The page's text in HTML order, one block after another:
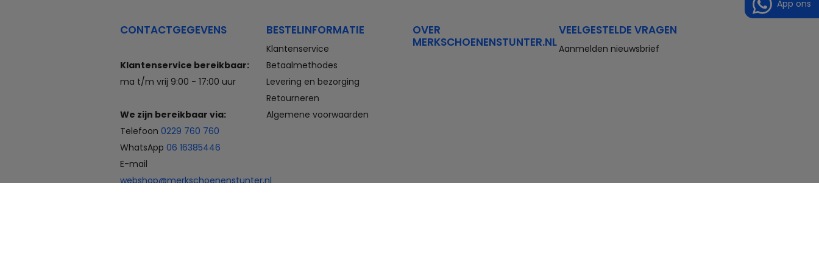
Wolky
Compleet aanbod outlet
Veterschoenen, sneakers,
boots en nette schoenen voor
korting in de schoenen outlet
CONTACTGEGEVENS
Klantenservice bereikbaar:
ma t/m vrij 9:00 - 17:00 uur
We zijn bereikbaar via:
Telefoon 0229 760 760
WhatsApp 06 16385446
E-mail
webshop@merkschoenenstunter.nl
BESTELINFORMATIE
Klantenservice
Betaalmethodes
Levering en bezorging
Retourneren
Algemene voorwaarden
OVER
MERKSCHOENENSTUNTER.NL
VEELGESTELDE VRAGEN
Aanmelden nieuwsbrief
App ons